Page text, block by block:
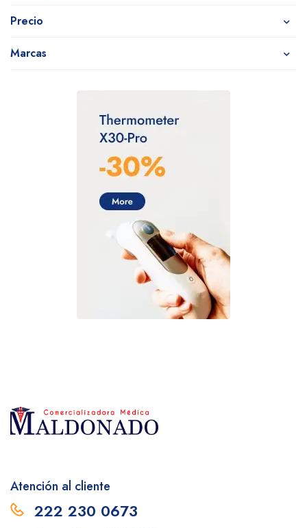
Precio
Marcas
Atención al cliente
222 230 0673